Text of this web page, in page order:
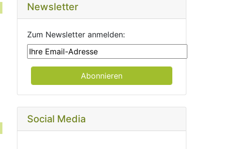
Newsletter
Zum Newsletter anmelden:
Social Media